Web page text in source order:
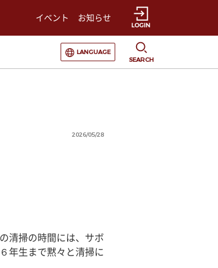
イベント お知らせ
LOGIN
選択すると言語の切替が発生します
LANGUAGE
SEARCH
2026/05/28
清掃の時間には、サボ
年生まで黙々と清掃に